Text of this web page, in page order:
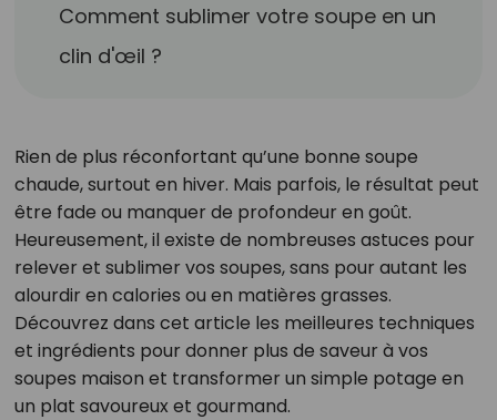
Comment sublimer votre soupe en un
clin d'œil ?
Rien de plus réconfortant qu’une bonne soupe
chaude, surtout en hiver. Mais parfois, le résultat peut
être fade ou manquer de profondeur en goût.
Heureusement, il existe de nombreuses astuces pour
relever et sublimer vos soupes, sans pour autant les
alourdir en calories ou en matières grasses.
Découvrez dans cet article les meilleures techniques
et ingrédients pour donner plus de saveur à vos
soupes maison et transformer un simple potage en
un plat savoureux et gourmand.